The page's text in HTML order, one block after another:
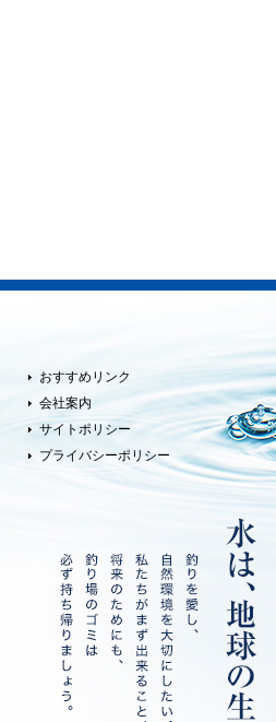
おすすめリンク
会社案内
サイトポリシー
プライバシーポリシー